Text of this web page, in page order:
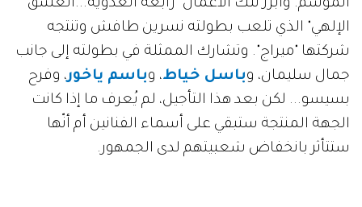
الموسم. وأبرز تلك الأعمال "رابعة العدوية...العشق
الإلهي" الذي تلعب بطولته نسرين طافش وتنتجه
شركتها "ميراج". وتشارك الممثلة في بطولته إلى جانب
جمال سليمان، وباسل خياط، وباسم ياخور، وفرح
بسيسو... لكن بعد هذا التأجيل، لم يُعرف ما إذا كانت
الجهة المنتجة ستبقي على أسماء الفنانين أم أنّها
ستتأثر بانخفاض شعبيتهم لدى الجمهور.